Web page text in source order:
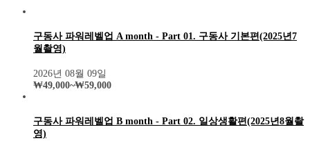
구동사 파워레벨업 A month - Part 01. 구동사 기본편(2025년7
월촬영)
2026년 08월 09일
₩49,000~₩59,000
구동사 파워레벨업 B month - Part 02. 일상생활편(2025년8월촬
영)